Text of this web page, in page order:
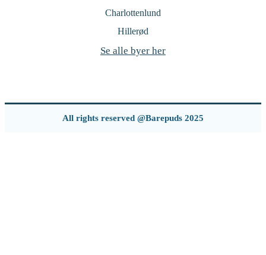
Charlottenlund
Hillerød
Se alle byer her
All rights reserved @Barepuds 2025